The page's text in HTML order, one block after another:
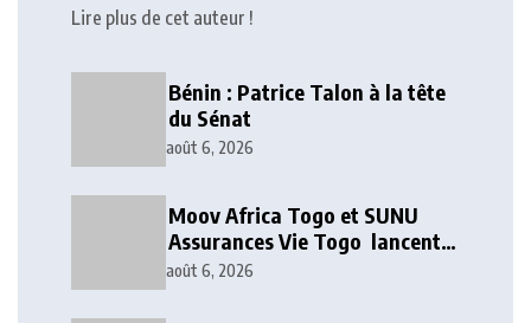
Lire plus de cet auteur !
Bénin : Patrice Talon à la tête
du Sénat
août 6, 2026
Moov Africa Togo et SUNU
Assurances Vie Togo lancent
deux solutions d’épargne et de
août 6, 2026